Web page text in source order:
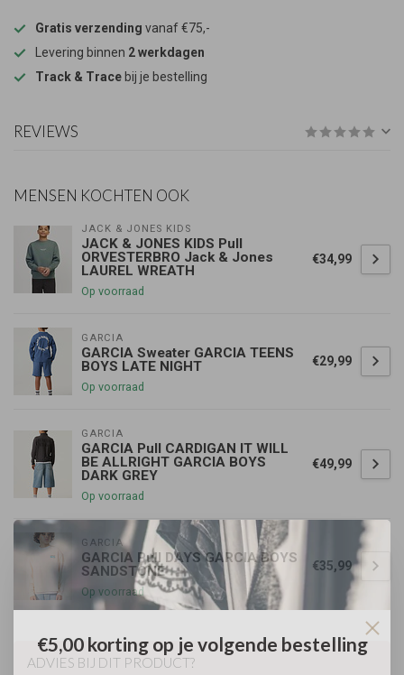
Gratis verzending vanaf €75,-
Levering binnen 2 werkdagen
Track & Trace bij je bestelling
REVIEWS
MENSEN KOCHTEN OOK
JACK & JONES KIDS
JACK & JONES KIDS Pull
ORVESTERBRO Jack & Jones
LAUREL WREATH
Op voorraad
€34,99
GARCIA
GARCIA Sweater GARCIA TEENS
BOYS LATE NIGHT
Op voorraad
€29,99
GARCIA
GARCIA Pull CARDIGAN IT WILL
BE ALLRIGHT GARCIA BOYS
DARK GREY
Op voorraad
€49,99
GARCIA
GARCIA Pull DAYS GARCIA BOYS
SANDSTONE
Op voorraad
€35,99
ADVIES BIJ DIT PRODUCT?
€5,00 korting op je volgende bestelling